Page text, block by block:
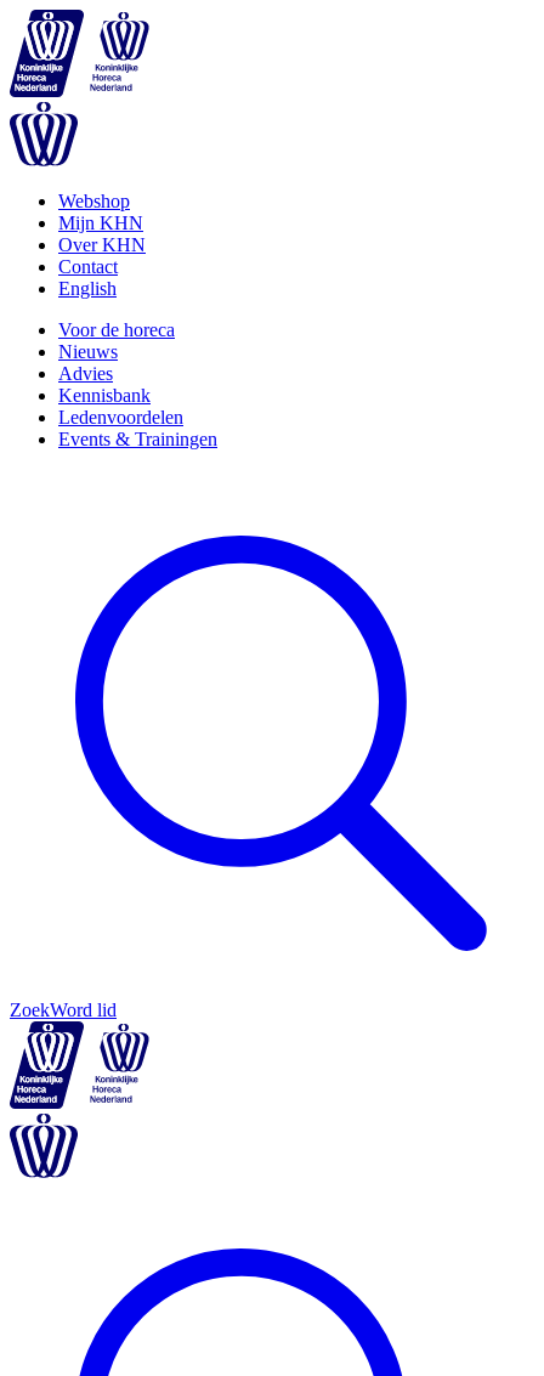
Webshop
Mijn KHN
Over KHN
Contact
English
Voor de horeca
Nieuws
Advies
Kennisbank
Ledenvoordelen
Events & Trainingen
ZoekWord lid